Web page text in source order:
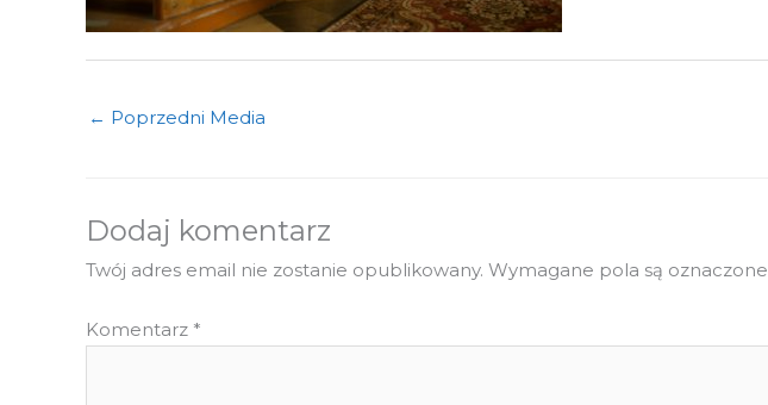
← Poprzedni Media
Dodaj komentarz
Twój adres email nie zostanie opublikowany. Wymagane pola są oznaczone
Komentarz *